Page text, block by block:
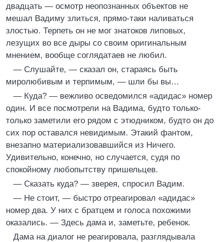
двадцать — осмотр неопознанных объектов не
мешал Вадиму злиться, прямо-таки наливаться
злостью. Терпеть он не мог знатоков липовых,
лезущих во все дыры со своим оригинальным
мнением, вообще соглядатаев не любил.
— Слушайте, — сказал он, стараясь быть
миролюбивым и терпимым, — шли бы вы…
— Куда? — вежливо осведомился «адидас» номер
один. И все посмотрели на Вадима, будто только-
только заметили его рядом с этюдником, будто он до
сих пор оставался невидимым. Этакий фантом,
внезапно материализовавшийся из Ничего.
Удивительно, конечно, но случается, судя по
спокойному любопытству пришельцев.
— Сказать куда? — зверея, спросил Вадим.
— Не стоит, — быстро отреагировал «адидас»
номер два. У них с братцем и голоса похожими
оказались. — Здесь дама и, заметьте, ребенок.
Дама на диалог не реагировала, разглядывала